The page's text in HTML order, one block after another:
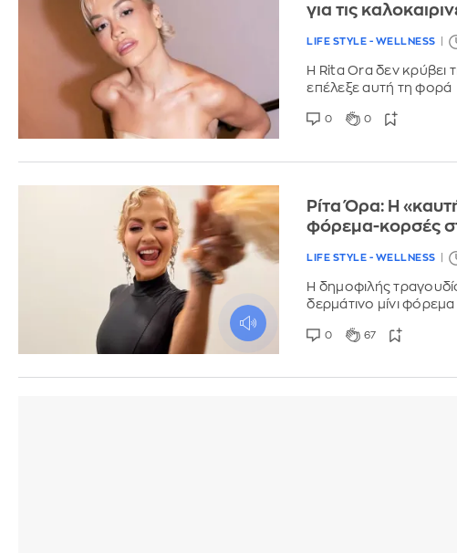
για τις
LIFE STYLE - WELLNESS
Η Rita Ora δεν κρύβει
επέλεξε αυτή τη φορά
0 0
Ρίτα Όρα: Η
φόρεμα-κορσές
LIFE STYLE - WELLNESS
Η δημοφιλής
δερμάτινο μίνι
0 67